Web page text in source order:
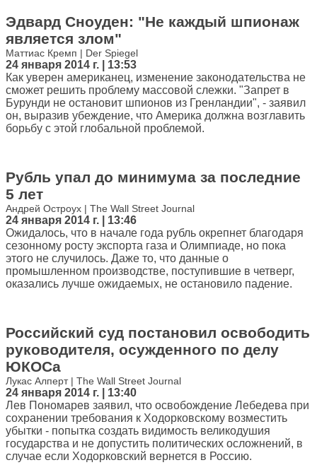
Эдвард Сноуден: "Не каждый шпионаж
является злом"
Маттиас Кремп | Der Spiegel
24 января 2014 г. | 13:53
Как уверен американец, изменение законодательства не
сможет решить проблему массовой слежки. "Запрет в
Бурунди не остановит шпионов из Гренландии", - заявил
он, выразив убеждение, что Америка должна возглавить
борьбу с этой глобальной проблемой.
Рубль упал до минимума за последние
5 лет
Андрей Остроух | The Wall Street Journal
24 января 2014 г. | 13:46
Ожидалось, что в начале года рубль окрепнет благодаря
сезонному росту экспорта газа и Олимпиаде, но пока
этого не случилось. Даже то, что данные о
промышленном производстве, поступившие в четверг,
оказались лучше ожидаемых, не остановило падение.
Российский суд постановил освободить
руководителя, осужденного по делу
ЮКОСа
Лукас Алперт | The Wall Street Journal
24 января 2014 г. | 13:40
Лев Пономарев заявил, что освобождение Лебедева при
сохранении требования к Ходорковскому возместить
убытки - попытка создать видимость великодушия
государства и не допустить политических осложнений, в
случае если Ходорковский вернется в Россию.